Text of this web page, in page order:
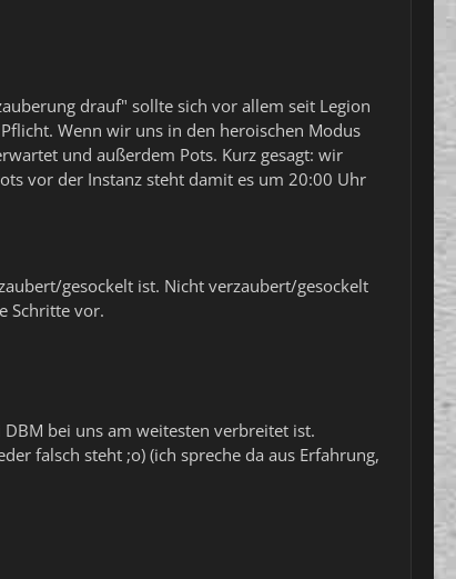
drauf" sollte sich vor allem seit Legion
Wenn wir uns in den heroischen Modus
und außerdem Pots. Kurz gesagt: wir
vor der Instanz steht damit es um 20:00 Uhr
gesockelt ist. Nicht verzaubert/gesockelt
Schritte vor.
bei uns am weitesten verbreitet ist.
falsch steht ;o) (ich spreche da aus Erfahrung,